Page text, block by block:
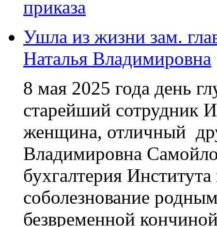
приказа
Ушла из жизни зам.
Наталья Владимировна
8 мая 2025 года день
старейший сотрудник
женщина, отличный
Владимировна
бухгалтерия
соболезнование
безвременной